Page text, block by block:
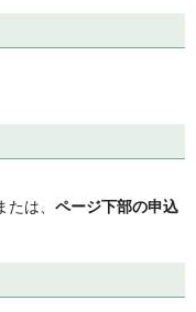
たは、 ページ下部の申込